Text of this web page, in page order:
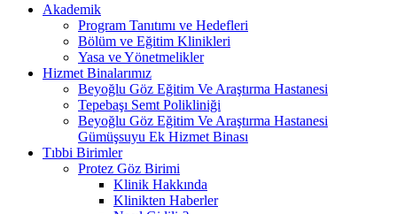
Akademik
Program Tanıtımı ve Hedefleri
Bölüm ve Eğitim Klinikleri
Yasa ve Yönetmelikler
Hizmet Binalarımız
Beyoğlu Göz Eğitim Ve Araştırma Hastanesi
Tepebaşı Semt Polikliniği
Beyoğlu Göz Eğitim Ve Araştırma Hastanesi
Gümüşsuyu Ek Hizmet Binası
Tıbbi Birimler
Protez Göz Birimi
Klinik Hakkında
Klinikten Haberler